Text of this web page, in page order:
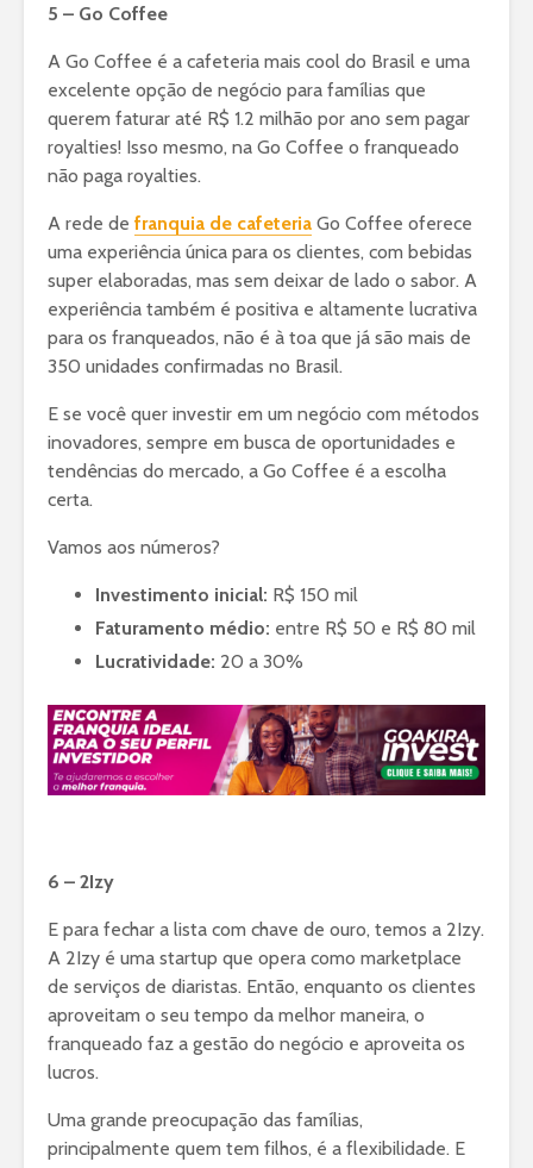
5 – Go Coffee
A Go Coffee é a cafeteria mais cool do Brasil e uma
excelente opção de negócio para famílias que
querem faturar até R$ 1.2 milhão por ano sem pagar
royalties! Isso mesmo, na Go Coffee o franqueado
não paga royalties.
A rede de franquia de cafeteria Go Coffee oferece
uma experiência única para os clientes, com bebidas
super elaboradas, mas sem deixar de lado o sabor. A
experiência também é positiva e altamente lucrativa
para os franqueados, não é à toa que já são mais de
350 unidades confirmadas no Brasil.
E se você quer investir em um negócio com métodos
inovadores, sempre em busca de oportunidades e
tendências do mercado, a Go Coffee é a escolha
certa.
Vamos aos números?
Investimento inicial: R$ 150 mil
Faturamento médio: entre R$ 50 e R$ 80 mil
Lucratividade: 20 a 30%
6 – 2Izy
E para fechar a lista com chave de ouro, temos a 2Izy.
A 2Izy é uma startup que opera como marketplace
de serviços de diaristas. Então, enquanto os clientes
aproveitam o seu tempo da melhor maneira, o
franqueado faz a gestão do negócio e aproveita os
lucros.
Uma grande preocupação das famílias,
principalmente quem tem filhos, é a flexibilidade. E